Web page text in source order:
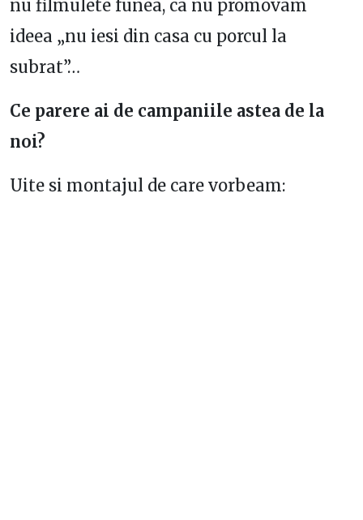
nu filmulete funea, ca nu promovam
ideea „nu iesi din casa cu porcul la
subrat”…
Ce parere ai de campaniile astea de la
noi?
Uite si montajul de care vorbeam: